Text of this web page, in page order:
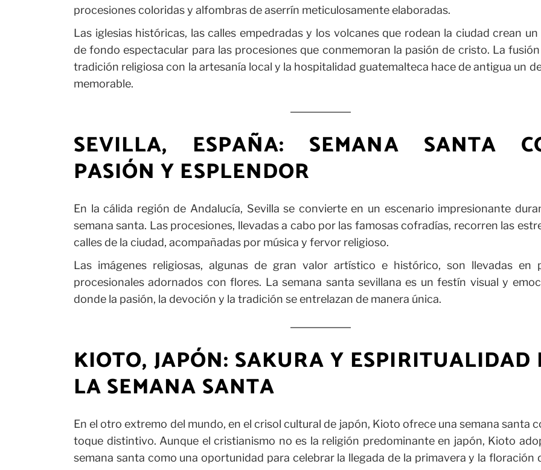
procesiones coloridas y alfombras de aserrín meticulosamente elaboradas.
Las iglesias históricas, las calles empedradas y los volcanes que rodean la ciudad crean
de fondo espectacular para las procesiones que conmemoran la pasión de cristo. La
tradición religiosa con la artesanía local y la hospitalidad guatemalteca hace de antigua un
memorable.
SEVILLA, ESPAÑA: SEMANA SANTA
PASIÓN Y ESPLENDOR
En la cálida región de Andalucía, Sevilla se convierte en un escenario impresionante
semana santa. Las procesiones, llevadas a cabo por las famosas cofradías, recorren las
calles de la ciudad, acompañadas por música y fervor religioso.
Las imágenes religiosas, algunas de gran valor artístico e histórico, son llevadas en
procesionales adornados con flores. La semana santa sevillana es un festín visual y
donde la pasión, la devoción y la tradición se entrelazan de manera única.
KIOTO, JAPÓN: SAKURA Y ESPIRITUALIDAD
LA SEMANA SANTA
En el otro extremo del mundo, en el crisol cultural de japón, Kioto ofrece una semana santa
toque distintivo. Aunque el cristianismo no es la religión predominante en japón, Kioto
semana santa como una oportunidad para celebrar la llegada de la primavera y la floración